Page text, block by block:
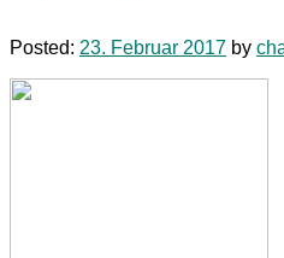
Posted: 23. Februar 2017 by